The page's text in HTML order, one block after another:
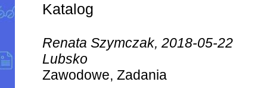
Katalog
Renata Szymczak, 2018-05-22
Lubsko
Zawodowe, Zadania